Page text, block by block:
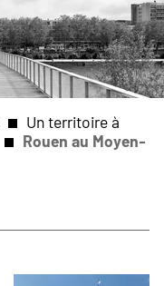
Un territoire à
Rouen au Moyen-